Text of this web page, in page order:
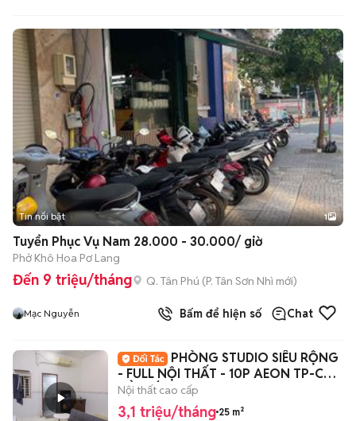
Tin nổi bật 1
Tuyển Phục Vụ Nam 28.000 - 30.000/ giờ
Phở Khô Hoa Pơ Lang
Đến 9 triệu/tháng Q. Tân Phú (P. Tân Sơn Nhì mới)
Mạc Nguyễn Bấm để hiện số Chat
PHÒNG STUDIO SIÊU RỘNG
- FULL NỘI THẤT - 10P AEON TP-CỬA
SỔ GIẾNG TRỜI
Nội thất cao cấp
3,1 triệu/tháng 25 m²